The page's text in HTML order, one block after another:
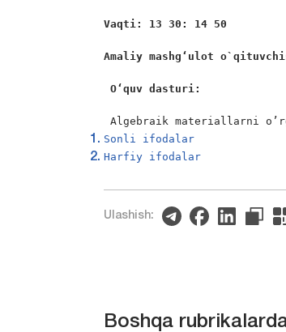
Vaqti: 13 30: 14 50
Amaliy mashgʻulot
O‘quv dasturi:
Algebraik materiallarni
Sonli ifodalar
Harfiy ifodalar
Ulashish:
Boshqa